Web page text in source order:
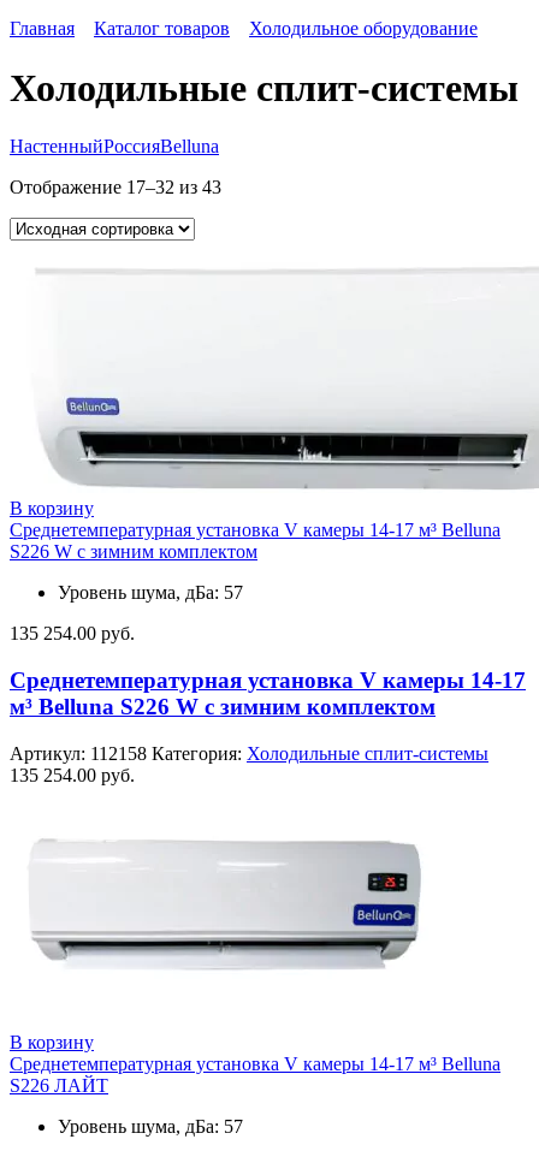
Главная
Каталог товаров Холодильное оборудование
Холодильные сплит-системы
НастенныйРоссияBelluna
Отображение 17–32 из 43
В корзину
Среднетемпературная установка V камеры 14-17 м³ Belluna
S226 W с зимним комплектом
Уровень шума, дБа: 57
135 254.00 руб.
Среднетемпературная установка V камеры 14-17
м³ Belluna S226 W с зимним комплектом
Артикул: 112158 Категория: Холодильные сплит-системы
135 254.00 руб.
В корзину
Среднетемпературная установка V камеры 14-17 м³ Belluna
S226 ЛАЙТ
Уровень шума, дБа: 57